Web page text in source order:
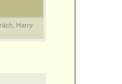
Harry